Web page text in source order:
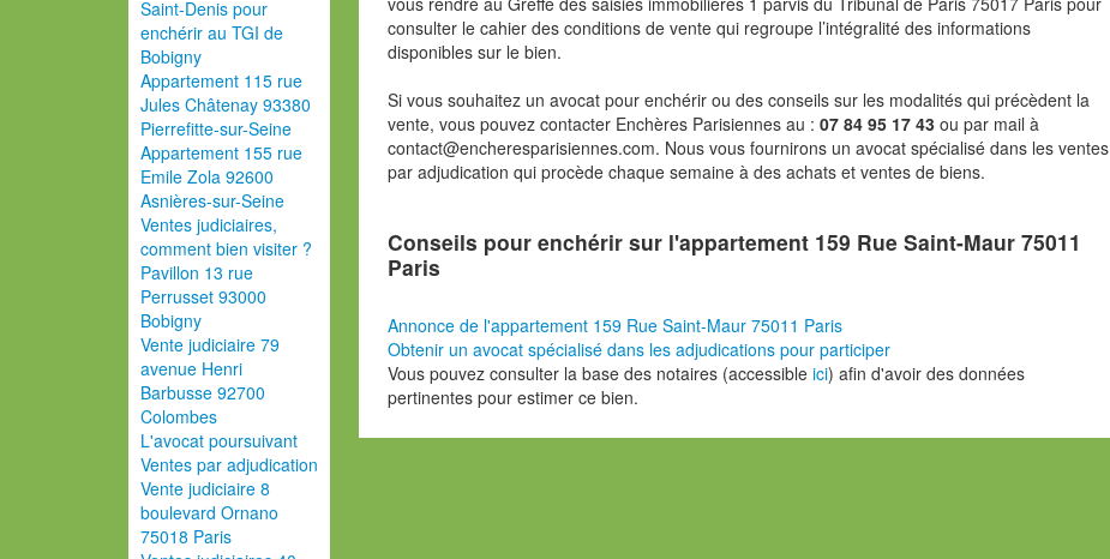
Saint-Denis pour
enchérir au TGI de
Bobigny
Appartement 115 rue
Jules Châtenay 93380
Pierrefitte-sur-Seine
Appartement 155 rue
Emile Zola 92600
Asnières-sur-Seine
Ventes judiciaires,
comment bien visiter ?
Pavillon 13 rue
Perrusset 93000
Bobigny
Vente judiciaire 79
avenue Henri
Barbusse 92700
Colombes
L'avocat poursuivant
Ventes par adjudication
Vente judiciaire 8
boulevard Ornano
75018 Paris
consulter le cahier des conditions de vente qui regroupe l’intégralité des informations
disponibles sur le bien.
Si vous souhaitez un avocat pour enchérir ou des conseils sur les modalités qui précèdent la
vente, vous pouvez contacter Enchères Parisiennes au :07 84 95 17 43ou par mail à
contact@encheresparisiennes.com. Nous vous fournirons un avocat spécialisé dans les ventes
par adjudication qui procède chaque semaine à des achats et ventes de biens.
Conseils pour enchérir sur l'appartement 159 Rue Saint-Maur 75011
Paris
Annonce de l'appartement 159 Rue Saint-Maur 75011 Paris
Obtenir un avocat spécialisé dans les adjudications pour participer
Vous pouvez consulter la base des notaires (accessibleici) afin d'avoir des données
pertinentes pour estimer ce bien.